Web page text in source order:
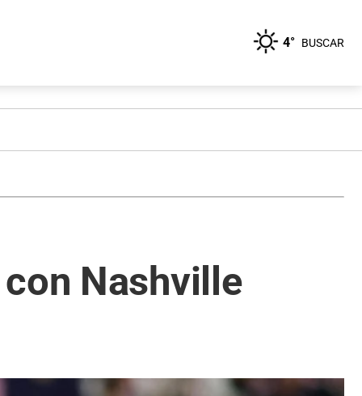
4° BUSCAR
Nashville